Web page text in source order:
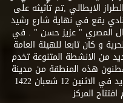
الايطالي ,تم تأثيثه على
يقع في نهاية شارع رشيد
المصري " عزيز حسن " . في
و كان تابعا للهيئة العامة
من الانشطة المتنوعة تخدم
هذه المنطقة من مدينة
الاسكندرية . و في عام 2001 و بالتحديد في الاثنين 12 شعبان 1422